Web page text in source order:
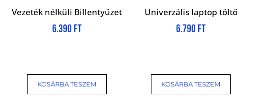
Vezeték nélküli Billentyűzet
6.390 Ft
KOSÁRBA TESZEM
Univerzális laptop töltő
6.790 Ft
KOSÁRBA TESZEM